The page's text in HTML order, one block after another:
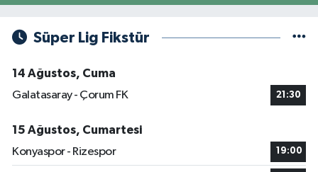
Süper Lig Fikstür
14 Ağustos, Cuma
Galatasaray - Çorum FK
21:30
15 Ağustos, Cumartesi
Konyaspor - Rizespor
19:00